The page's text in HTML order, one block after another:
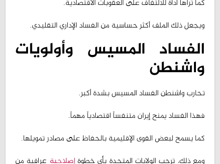
ويجعل ذلك الملف أكثر حساسية من الفساد الإداري التقليدي.
الفساد المسيس وأولويات
واشنطن
تحارب واشنطن الفساد المسيس بشدة أكبر.
فهذا الفساد يمنح إيران متنفساً اقتصادياً مهماً.
كما يسمح لبعض القوى الإقليمية بالحفاظ على مصادر تمويلها.
ومع ذلك، ترحب الولايات المتحدة بأي خطوةإصلاحيةعراقية من
حيث المبدأ.